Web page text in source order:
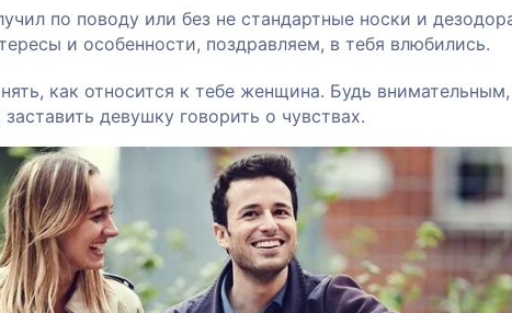
по поводу или без не стандартные носки и
и особенности, поздравляем, в тебя влюбились.
как относится к тебе женщина. Будь
девушку говорить о чувствах.